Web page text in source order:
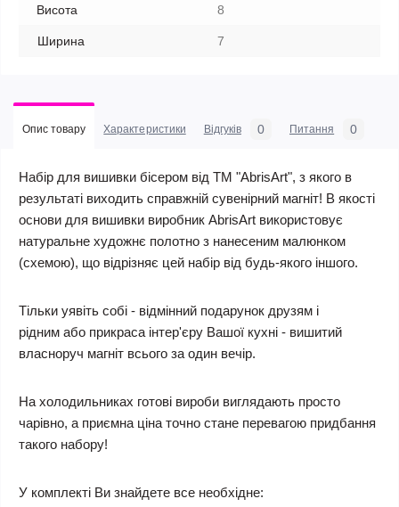
Висота 8
Ширина 7
Опис товару Характеристики Відгуків 0 Питання 0
Набір для вишивки бісером від ТМ "AbrisArt", з якого в
результаті виходить справжній сувенірний магніт! В якості
основи для вишивки виробник AbrisArt використовує
натуральне художнє полотно з нанесеним малюнком
(схемою), що відрізняє цей набір від будь-якого іншого.
Тільки уявіть собі - відмінний подарунок друзям і
рідним або прикраса інтер'єру Вашої кухні - вишитий
власноруч магніт всього за один вечір.
На холодильниках готові вироби виглядають просто
чарівно, а приємна ціна точно стане перевагою придбання
такого набору!
У комплекті Ви знайдете все необхідне: